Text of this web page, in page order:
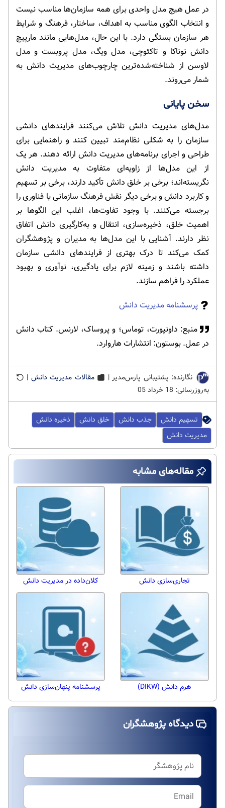
در عمل هیچ مدل واحدی برای همه سازمان‌ها مناسب نیست
و انتخاب الگوی مناسب به اهداف، ساختار، فرهنگ و شرایط
هر سازمان بستگی دارد. با این حال، مدل‌هایی مانند مارپیچ
دانش نوناکا و تاکئوچی، مدل ویگ، مدل پروبست و مدل
لاوسن از شناخته‌شده‌ترین چارچوب‌های مدیریت دانش به
شمار می‌روند.
سخن پایانی
مدل‌های مدیریت دانش تلاش می‌کنند فرایندهای دانشی
سازمان را به شکلی نظام‌مند تبیین کنند و راهنمایی برای
طراحی و اجرای برنامه‌های مدیریت دانش ارائه دهند. هر یک
از این مدل‌ها از زاویه‌ای متفاوت به مدیریت دانش
نگریسته‌اند؛ برخی بر خلق دانش تأکید دارند، برخی بر تسهیم
و کاربرد دانش و برخی دیگر نقش فرهنگ سازمانی یا فناوری را
برجسته می‌کنند. با وجود تفاوت‌ها، اغلب این الگوها بر
اهمیت خلق، ذخیره‌سازی، انتقال و به‌کارگیری دانش اتفاق
نظر دارند. آشنایی با این مدل‌ها به مدیران و پژوهشگران
کمک می‌کند تا درک بهتری از فرایندهای دانشی سازمان
داشته باشند و زمینه لازم برای یادگیری، نوآوری و بهبود
عملکرد را فراهم سازند.
پرسشنامه مدیریت دانش
منبع: داونپورت، توماس؛ و پروساک، لارنس. کتاب دانش
در عمل. بوستون: انتشارات هاروارد.
نگارنده: پشتیبانی پارس‌مدیر | مقالات مدیریت دانش |
به‌روزرسانی: 18 خرداد 05
تسهیم دانش جذب دانش خلق دانش
ذخیره دانش
مدیریت دانش
مقاله‌های مشابه
تجاری‌سازی دانش کلان‌داده در مدیریت دانش
هرم دانش (DIKW) پرسشنامه پنهان‌سازی دانش
دیدگاه پژوهشگران